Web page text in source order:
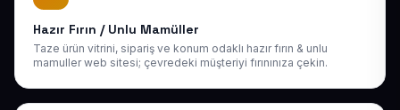
Hazır Fırın / Unlu Mamüller
Taze ürün vitrini, sipariş ve konum odaklı hazır fırın & unlu
mamuller web sitesi; çevredeki müşteriyi fırınınıza çekin.